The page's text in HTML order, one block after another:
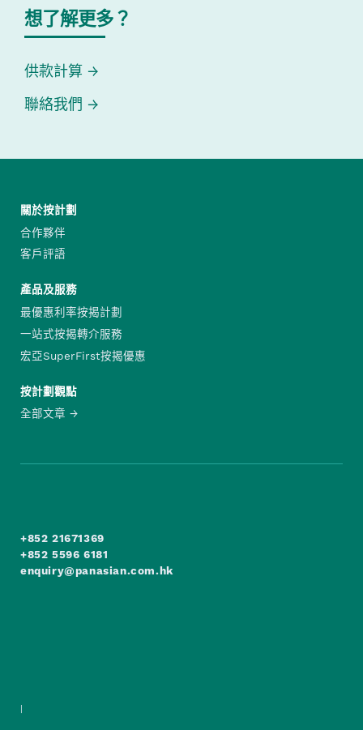
想了解更多？
供款計算
聯絡我們
關於按計劃
合作夥伴
客戶評語
產品及服務
最優惠利率按揭計劃
一站式按揭轉介服務
宏亞SuperFirst按揭優惠
按計劃觀點
全部文章
+852 21671369
+852 5596 6181
enquiry@panasian.com.hk